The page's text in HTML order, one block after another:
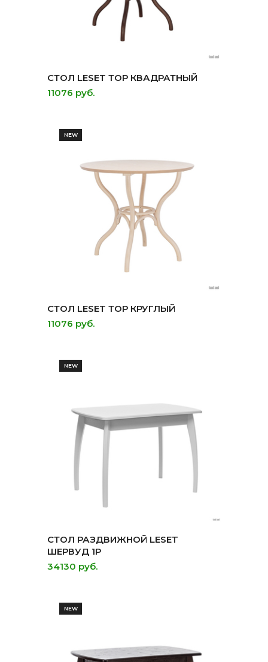
СТОЛ LESET ТОР КВАДРАТНЫЙ
11076 руб.
NEW
СТОЛ LESET ТОР КРУГЛЫЙ
11076 руб.
NEW
СТОЛ РАЗДВИЖНОЙ LESET
ШЕРВУД 1Р
34130 руб.
NEW